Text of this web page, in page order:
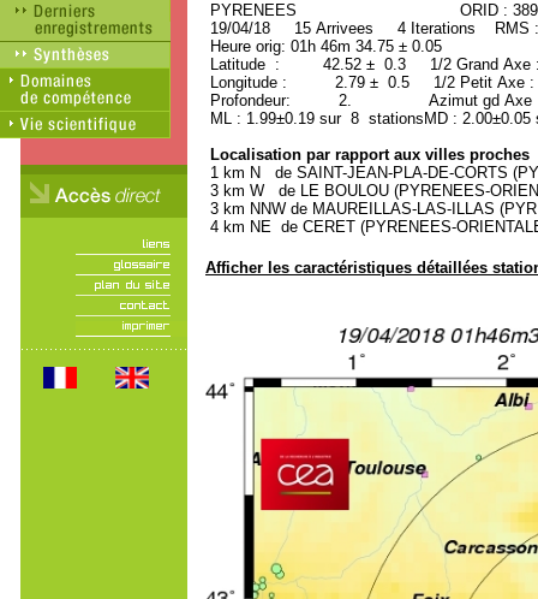
PYRENEES ORID :
19/04/18 15 Arrivees 4 Iterations RMS
Heure orig: 01h 46m 34.75 ± 0.05
Latitude : 42.52 ± 0.3 1/2 Grand
Longitude : 2.79 ± 0.5 1/2 Petit Axe
Profondeur: 2. Azimut gd Axe :
ML : 1.99±0.19 sur 8 stationsMD :
Localisation par rapport aux villes proches
1 km N de SAINT-JEAN-PLA-DE-CORTS
3 km W de LE BOULOU (PYRENEES-
3 km NNW de MAUREILLAS-LAS-ILLAS
4 km NE de CERET (PYRENEES-
Afficher les caractéristiques détaillées